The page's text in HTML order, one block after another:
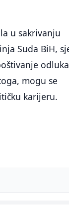
u sakrivanju
Suda BiH,
odluka
mogu se
karijeru.